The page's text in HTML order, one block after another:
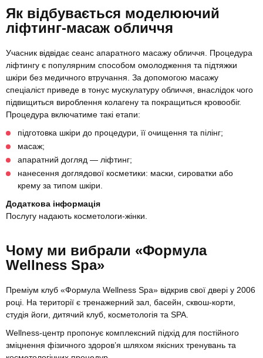
Як відбувається моделюючий
ліфтинг-масаж обличчя
Учасник відвідає сеанс апаратного масажу обличчя. Процедура
ліфтингу є популярним способом омолодження та підтяжки
шкіри без медичного втручання. За допомогою масажу
спеціаліст приведе в тонус мускулатуру обличчя, внаслідок чого
підвищиться вироблення колагену та покращиться кровообіг.
Процедура включатиме такі етапи:
підготовка шкіри до процедури, її очищення та пілінг;
масаж;
апаратний догляд — ліфтинг;
нанесення доглядової косметики: маски, сироватки або
крему за типом шкіри.
Додаткова інформація
Послугу надають косметологи-жінки.
Чому ми вибрали «Формула
Wellness Spa»
Преміум клуб «Формула Wellness Spa» відкрив свої двері у 2006
році. На території є тренажерний зал, басейн, сквош-корти,
студія йоги, дитячий клуб, косметологія та SPA.
Wellness-центр пропонує комплексний підхід для постійного
зміцнення фізичного здоров’я шляхом якісних тренувань та